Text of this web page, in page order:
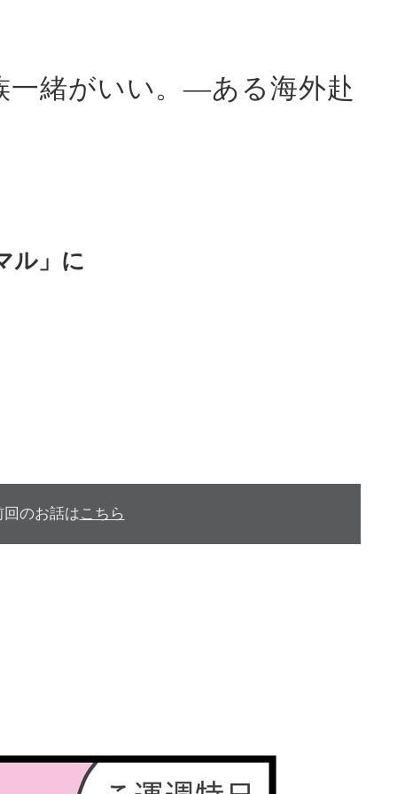
一緒がいい。—ある海外赴
ル」に
回のお話はこちら